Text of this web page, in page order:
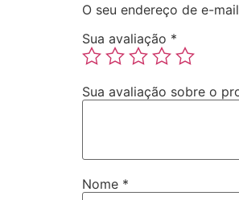
O seu endereço de e-
Sua avaliação *
Sua avaliação sobre o
Nome *